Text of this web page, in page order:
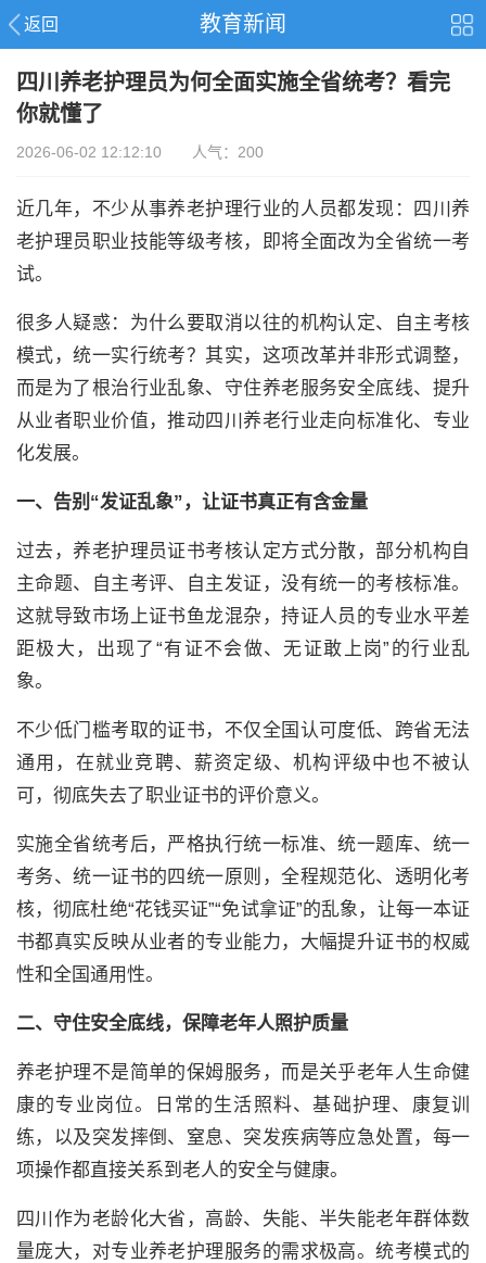
返回 教育新闻
四川养老护理员为何全面实施全省统考？看完
你就懂了
2026-06-02 12:12:10 人气：200
近几年，不少从事养老护理行业的人员都发现：四川养
老护理员职业技能等级考核，即将全面改为全省统一考
试。
很多人疑惑：为什么要取消以往的机构认定、自主考核
模式，统一实行统考？其实，这项改革并非形式调整，
而是为了根治行业乱象、守住养老服务安全底线、提升
从业者职业价值，推动四川养老行业走向标准化、专业
化发展。
一、告别“发证乱象”，让证书真正有含金量
过去，养老护理员证书考核认定方式分散，部分机构自
主命题、自主考评、自主发证，没有统一的考核标准。
这就导致市场上证书鱼龙混杂，持证人员的专业水平差
距极大，出现了“有证不会做、无证敢上岗”的行业乱
象。
不少低门槛考取的证书，不仅全国认可度低、跨省无法
通用，在就业竞聘、薪资定级、机构评级中也不被认
可，彻底失去了职业证书的评价意义。
实施全省统考后，严格执行统一标准、统一题库、统一
考务、统一证书的四统一原则，全程规范化、透明化考
核，彻底杜绝“花钱买证”“免试拿证”的乱象，让每一本证
书都真实反映从业者的专业能力，大幅提升证书的权威
性和全国通用性。
二、守住安全底线，保障老年人照护质量
养老护理不是简单的保姆服务，而是关乎老年人生命健
康的专业岗位。日常的生活照料、基础护理、康复训
练，以及突发摔倒、窒息、突发疾病等应急处置，每一
项操作都直接关系到老人的安全与健康。
四川作为老龄化大省，高龄、失能、半失能老年群体数
量庞大，对专业养老护理服务的需求极高。统考模式的